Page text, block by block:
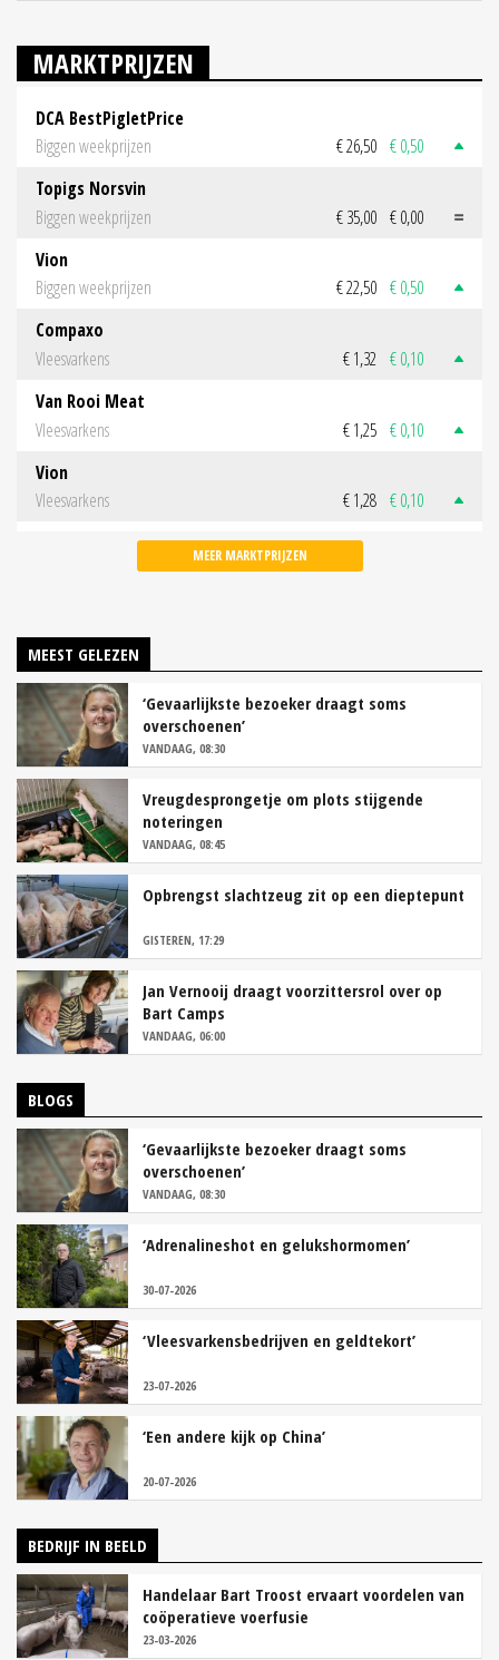
MARKTPRIJZEN
DCA BestPigletPrice
Biggen weekprijzen
€ 26,50 € 0,50
Topigs Norsvin
Biggen weekprijzen
€ 35,00 € 0,00
Vion
Biggen weekprijzen
€ 22,50 € 0,50
Compaxo
Vleesvarkens
€ 1,32 € 0,10
Van Rooi Meat
Vleesvarkens
€ 1,25 € 0,10
Vion
Vleesvarkens
€ 1,28 € 0,10
MEER MARKTPRIJZEN
MEEST GELEZEN
‘Gevaarlijkste bezoeker draagt soms
overschoenen’
VANDAAG, 08:30
Vreugdesprongetje om plots stijgende
noteringen
VANDAAG, 08:45
Opbrengst slachtzeug zit op een dieptepunt
GISTEREN, 17:29
Jan Vernooij draagt voorzittersrol over op
Bart Camps
VANDAAG, 06:00
BLOGS
‘Gevaarlijkste bezoeker draagt soms
overschoenen’
VANDAAG, 08:30
‘Adrenalineshot en gelukshormomen’
30-07-2026
‘Vleesvarkensbedrijven en geldtekort’
23-07-2026
‘Een andere kijk op China’
20-07-2026
BEDRIJF IN BEELD
Handelaar Bart Troost ervaart voordelen van
coöperatieve voerfusie
23-03-2026